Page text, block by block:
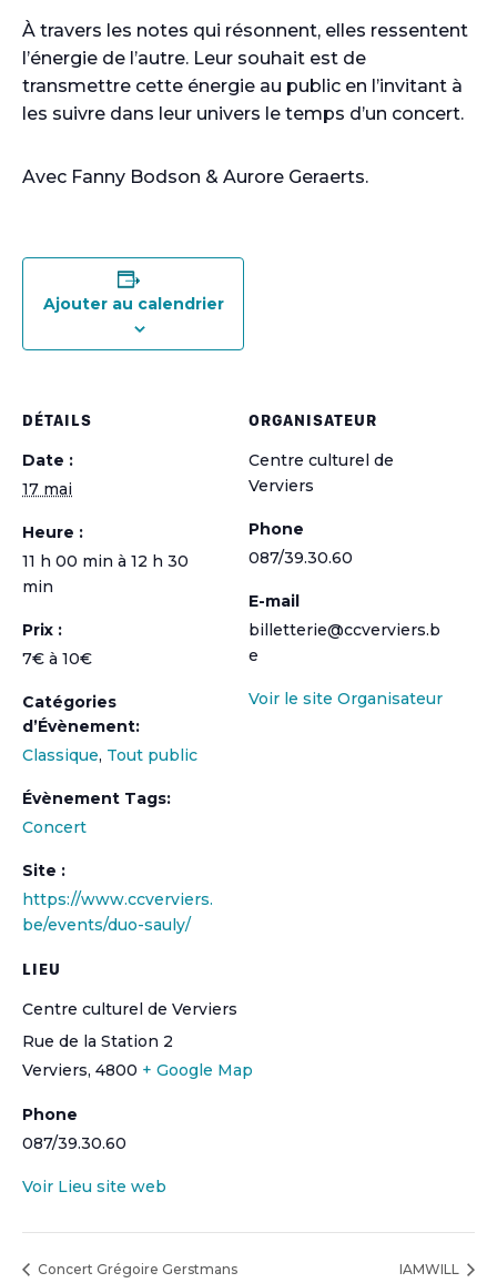
À travers les notes qui résonnent, elles ressentent
l’énergie de l’autre. Leur souhait est de
transmettre cette énergie au public en l’invitant à
les suivre dans leur univers le temps d’un concert.
Avec Fanny Bodson & Aurore Geraerts.
Ajouter au calendrier
DÉTAILS
Date :
17 mai
Heure :
11 h 00 min à 12 h 30
min
Prix :
7€ à 10€
Catégories
d’Évènement:
Classique, Tout public
Évènement Tags:
Concert
Site :
https://www.ccverviers.
be/events/duo-sauly/
LIEU
Centre culturel de Verviers
Rue de la Station 2
Verviers, 4800 + Google Map
Phone
087/39.30.60
Voir Lieu site web
ORGANISATEUR
Centre culturel de
Verviers
Phone
087/39.30.60
E-mail
billetterie@ccverviers.b
e
Voir le site Organisateur
Concert Grégoire Gerstmans IAMWILL